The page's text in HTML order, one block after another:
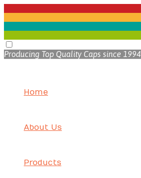
Producing Top Quality Caps since 1994
Home
About Us
Products